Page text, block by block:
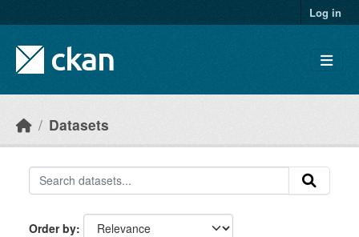
Log in
Datasets
Order by